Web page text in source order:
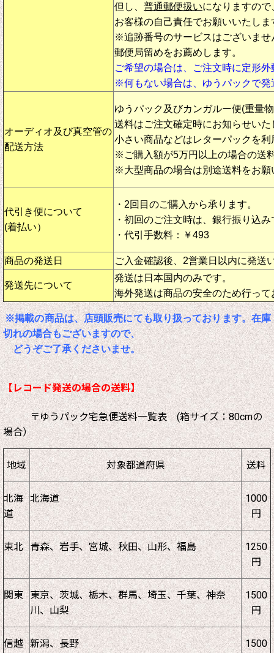
但し、 普通郵便扱いになりますの
お客様の自己責任でお願いいたしま
※追跡番号のサービスはございませ
郵便局留めをお薦めします。
ご希望の場合は、ご注文時に定形
※何もない場合は、ゆうパックで発
オーディオ及び真空管の
配送方法
ゆうパック及びカンガルー便(重量
送料はご注文確定時にお知らせいた
小さい商品などはレターパックを利
※ご購入額が5万円以上の場合の送
※大型商品の場合は別途送料をお願
代引き便について
(着払い）
・2回目のご購入から承ります。
・初回のご注文時は、銀行振り込
・代引手数料：￥493
商品の発送日 ご入金確認後、2営業日以内に発送
発送先について
発送は日本国内のみです。
海外発送は商品の安全のため行って
※掲載の商品は、店頭販売にても取り扱っております。在庫
切れの場合もございますので、
どうぞご了承くださいませ。
【レコード発送の場合の送料】
〒ゆうパック宅急便送料一覧表 (箱サイズ：80cmの
場合）
地域 対象都道府県 送料
北海
道
北海道
1000
円
東北 青森、岩手、宮城、秋田、山形、福島
1250
円
関東 東京、茨城、栃木、群馬、埼玉、千葉、神奈
川、山梨
1500
円
信越 新潟、長野
1500